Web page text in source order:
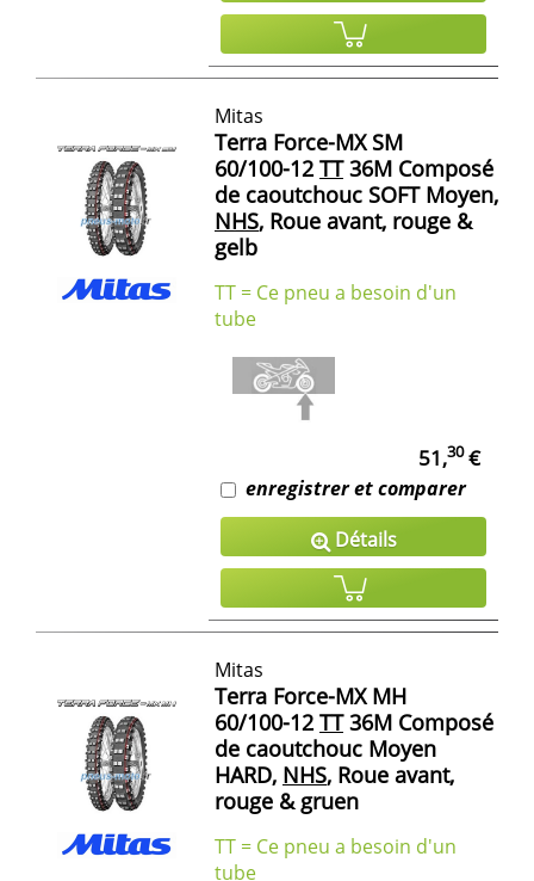
Mitas
Terra Force-MX SM
60/100-12 TT36M Composé
de caoutchouc SOFT Moyen,
NHS, Roue avant, rouge &
gelb
TT = Ce pneu a besoin d'un
tube
51,30€
enregistrer et comparer
Détails
Mitas
Terra Force-MX MH
60/100-12 TT36M Composé
de caoutchouc Moyen
HARD, NHS, Roue avant,
rouge & gruen
TT = Ce pneu a besoin d'un
tube